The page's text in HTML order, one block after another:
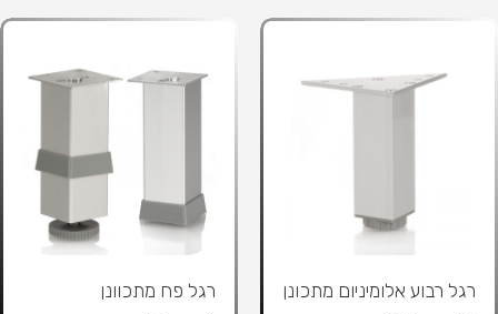
רגל רבוע אלומיניום מתכונן רגל פח מתכוונן